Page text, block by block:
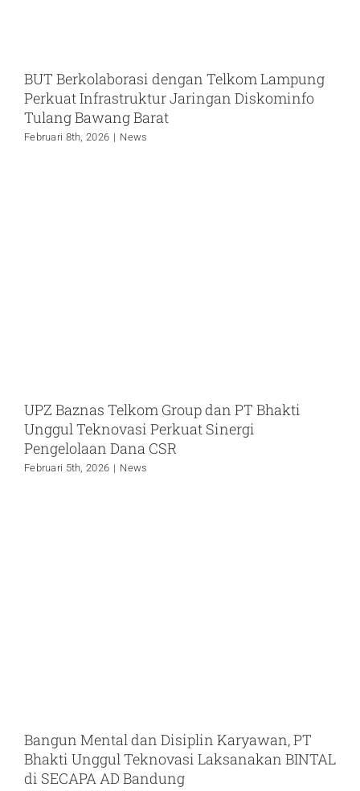
BUT Berkolaborasi dengan Telkom Lampung
Perkuat Infrastruktur Jaringan Diskominfo
Tulang Bawang Barat
Februari 8th, 2026 | News
UPZ Baznas Telkom Group dan PT Bhakti
Unggul Teknovasi Perkuat Sinergi
Pengelolaan Dana CSR
Februari 5th, 2026 | News
Bangun Mental dan Disiplin Karyawan, PT
Bhakti Unggul Teknovasi Laksanakan BINTAL
di SECAPA AD Bandung